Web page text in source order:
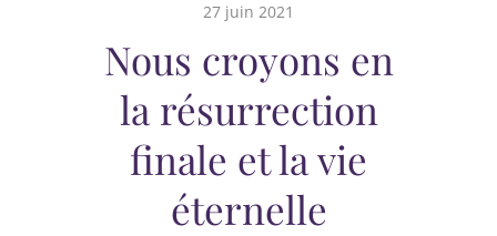
27 juin 2021
Nous croyons en
la résurrection
finale et la vie
éternelle